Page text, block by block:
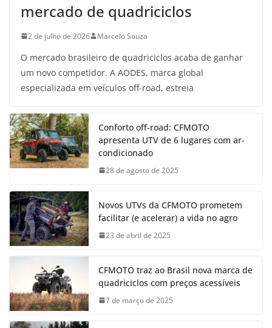
mercado de quadriciclos
2 de julho de 2026 Marcelo Souza
O mercado brasileiro de quadriciclos acaba de ganhar
um novo competidor. A AODES, marca global
especializada em veículos off-road, estreia
Conforto off-road: CFMOTO
apresenta UTV de 6 lugares com ar-
condicionado
28 de agosto de 2025
Novos UTVs da CFMOTO prometem
facilitar (e acelerar) a vida no agro
23 de abril de 2025
CFMOTO traz ao Brasil nova marca de
quadriciclos com preços acessíveis
7 de março de 2025